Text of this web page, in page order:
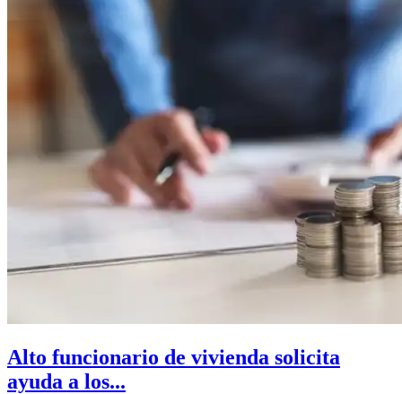
Alto funcionario de vivienda solicita
ayuda a los...